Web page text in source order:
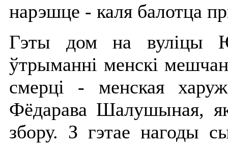
нарэшце - каля балотца
Гэты дом на вуліцы
ўтрыманні менскі
смерці - менская
Фёдарава Шалушыная,
збору. З гэтае нагоды